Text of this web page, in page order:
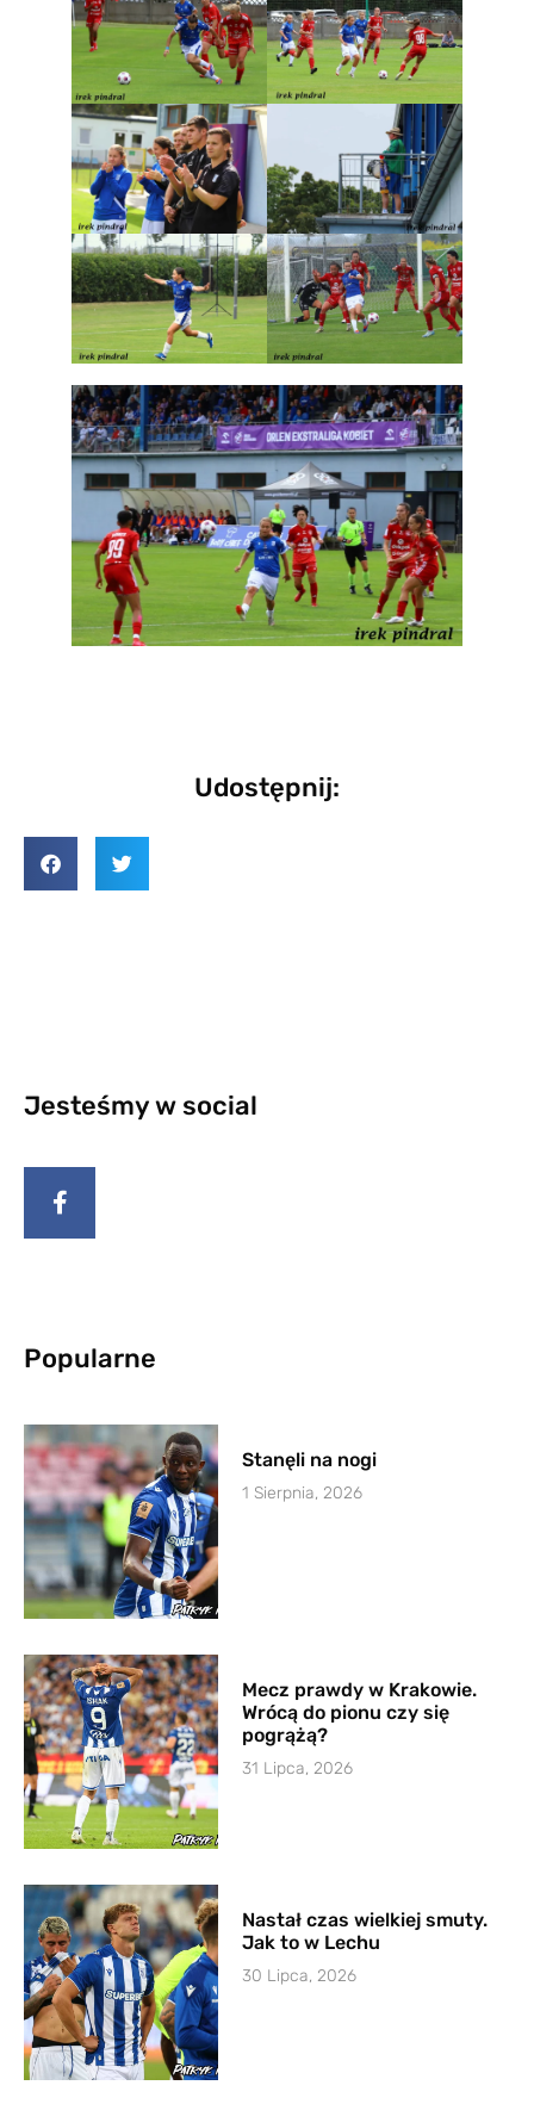
Udostępnij:
Jesteśmy w social
Popularne
Stanęli na nogi
1 Sierpnia, 2026
Mecz prawdy w Krakowie.
Wrócą do pionu czy się
pogrążą?
31 Lipca, 2026
Nastał czas wielkiej smuty.
Jak to w Lechu
30 Lipca, 2026